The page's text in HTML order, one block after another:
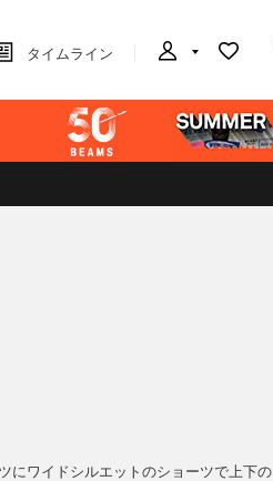
タイムライン
にワイドシルエットのショーツで上下の